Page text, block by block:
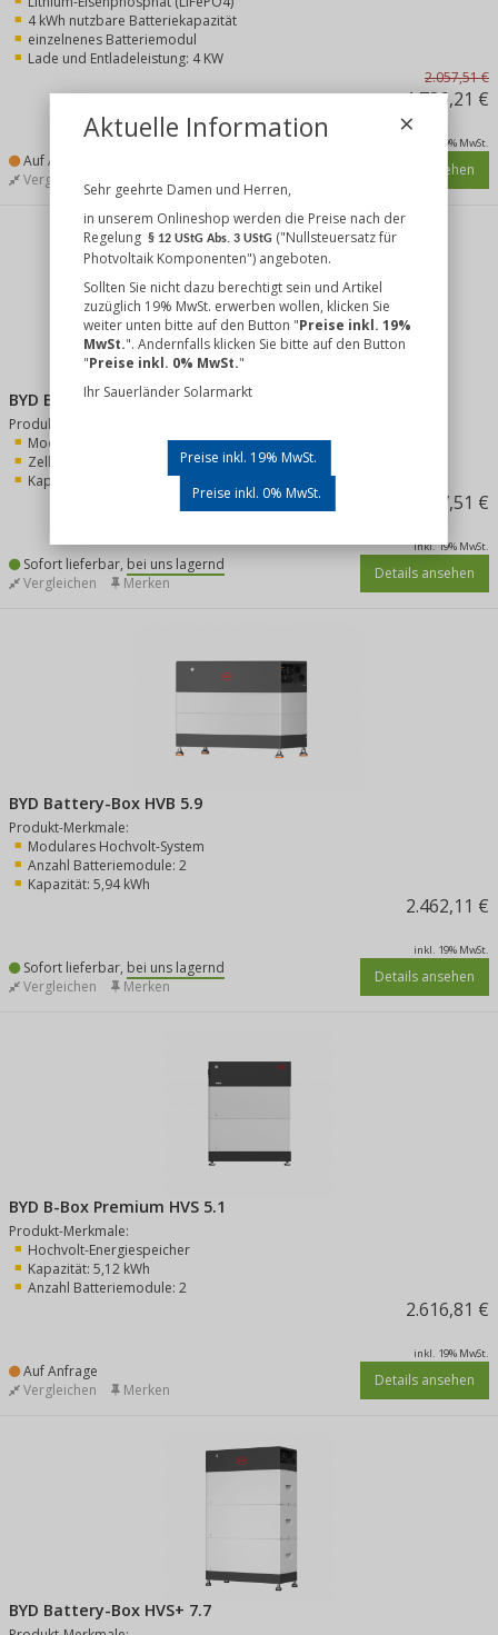
4 kWh nutzbare Batteriekapazität
einzelnenes Batteriemodul
Lade und Entladeleistung: 4 KW
2.057,51 €
1.736,21 €
inkl. 19% MwSt.
Auf Anfrage Details ansehen
Vergleichen Merken
BYD Battery-Box HVS+ 5.1
Produkt-Merkmale:
Modulares Hochvolt-System
Zelltechnologie: Lithium-Eisenphosphat
Kapazität: 5,12 kWh
2.057,51 €
inkl. 19% MwSt.
Sofort lieferbar, bei uns lagernd Details ansehen
Vergleichen Merken
BYD Battery-Box HVB 5.9
Produkt-Merkmale:
Modulares Hochvolt-System
Anzahl Batteriemodule: 2
Kapazität: 5,94 kWh
2.462,11 €
inkl. 19% MwSt.
Sofort lieferbar, bei uns lagernd Details ansehen
Vergleichen Merken
BYD B-Box Premium HVS 5.1
Produkt-Merkmale:
Hochvolt-Energiespeicher
Kapazität: 5,12 kWh
Anzahl Batteriemodule: 2
2.616,81 €
inkl. 19% MwSt.
Auf Anfrage Details ansehen
Vergleichen Merken
BYD Battery-Box HVS+ 7.7
Aktuelle Information
Sehr geehrte Damen und Herren,
in unserem Onlineshop werden die Preise nach der
Regelung § 12 UStG Abs. 3 UStG("Nullsteuersatz für
Photvoltaik Komponenten") angeboten.
Sollten Sie nicht dazu berechtigt sein und Artikel
zuzüglich 19% MwSt. erwerben wollen, klicken Sie
weiter unten bitte auf den Button "Preise inkl. 19%
MwSt.". Andernfalls klicken Sie bitte auf den Button
"Preise inkl. 0% MwSt."
Ihr Sauerländer Solarmarkt
Preise inkl. 19% MwSt.
Preise inkl. 0% MwSt.
×